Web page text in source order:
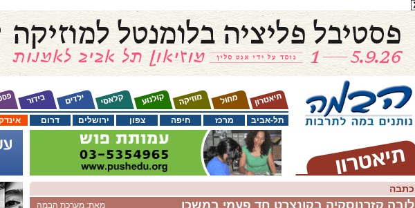
דרום ירושלים צפון חיפה מרכז תל-אביב
כתבה
מאת: מערכת הבמה לובה קזרנוסקיה בקונצרט חד פעמי במשכן